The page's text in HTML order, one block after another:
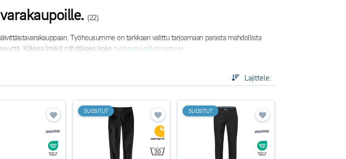
(22)
Työhousumme on tarkkaan valittu tarjoamaan parasta mahdollista
Klikkaa linkkiä nähdäksesi kokotyöhousuvalikoimamme.
Lajittele:
SUOSITUT SUOSITUT